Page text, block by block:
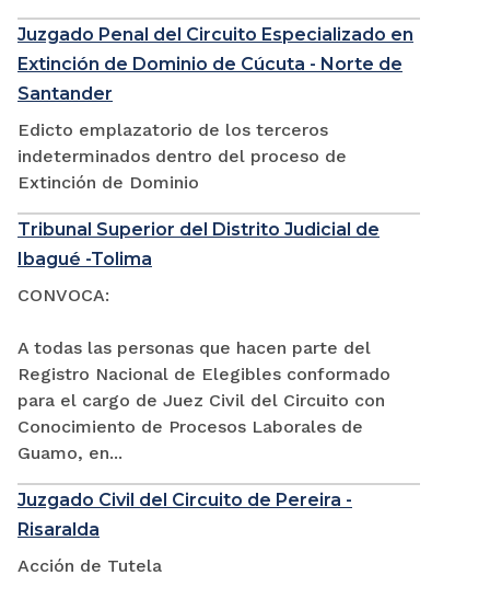
Juzgado Penal del Circuito Especializado en
Extinción de Dominio de Cúcuta - Norte de
Santander
Edicto emplazatorio de los terceros
indeterminados dentro del proceso de
Extinción de Dominio
Tribunal Superior del Distrito Judicial de
Ibagué -Tolima
CONVOCA:
A todas las personas que hacen parte del
Registro Nacional de Elegibles conformado
para el cargo de Juez Civil del Circuito con
Conocimiento de Procesos Laborales de
Guamo, en...
Juzgado Civil del Circuito de Pereira -
Risaralda
Acción de Tutela